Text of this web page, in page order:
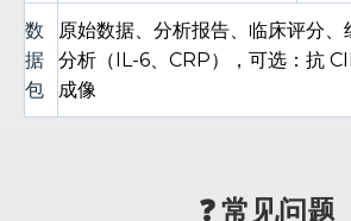
数
据
包
原始数据、分析报告、临床评分
分析（IL-6、CRP），可选：抗
成像
❓ 常见问题